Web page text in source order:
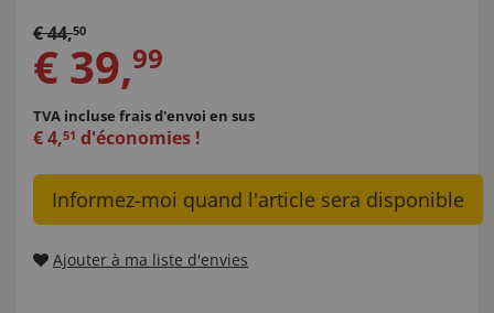
€44,50
€ 39,99
TVA incluse frais d'envoi en sus
€4,51 d'économies !
Informez-moi quand l'article sera disponible
Ajouter à ma liste d'envies